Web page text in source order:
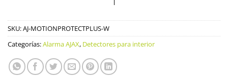
SKU:AJ-MOTIONPROTECTPLUS-W
Categorías:Alarma AJAX, Detectores para interior